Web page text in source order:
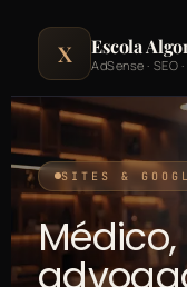
X Escola
AdSense · SEO ·
SITES &